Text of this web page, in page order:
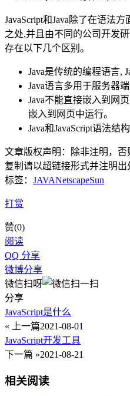
JavaScript和Java除了在语法
之处,并且由不同的公司开发研
存在以下几个区别。
Java是传统的编程语言,
Java语言多用于服务器端
Java不能直接嵌入到网
嵌入到网页中运行。
Java和JavaScript语法结
文章版权声明：除非注明，否
复制请以超链接形式并注明出
标签： JAVANetscapeSun
打赏
赞(0)
阅读
QQ 分享
微博分享
微信扫呀
分享
JavaScript是什么
« 上一篇2021-08-01
JavaScript开发工具
下一篇 »2021-08-21
相关阅读